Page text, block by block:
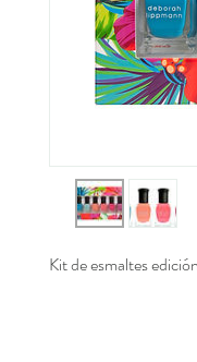
Kit de esmaltes